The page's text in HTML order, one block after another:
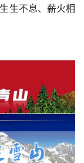
生不息、薪火相